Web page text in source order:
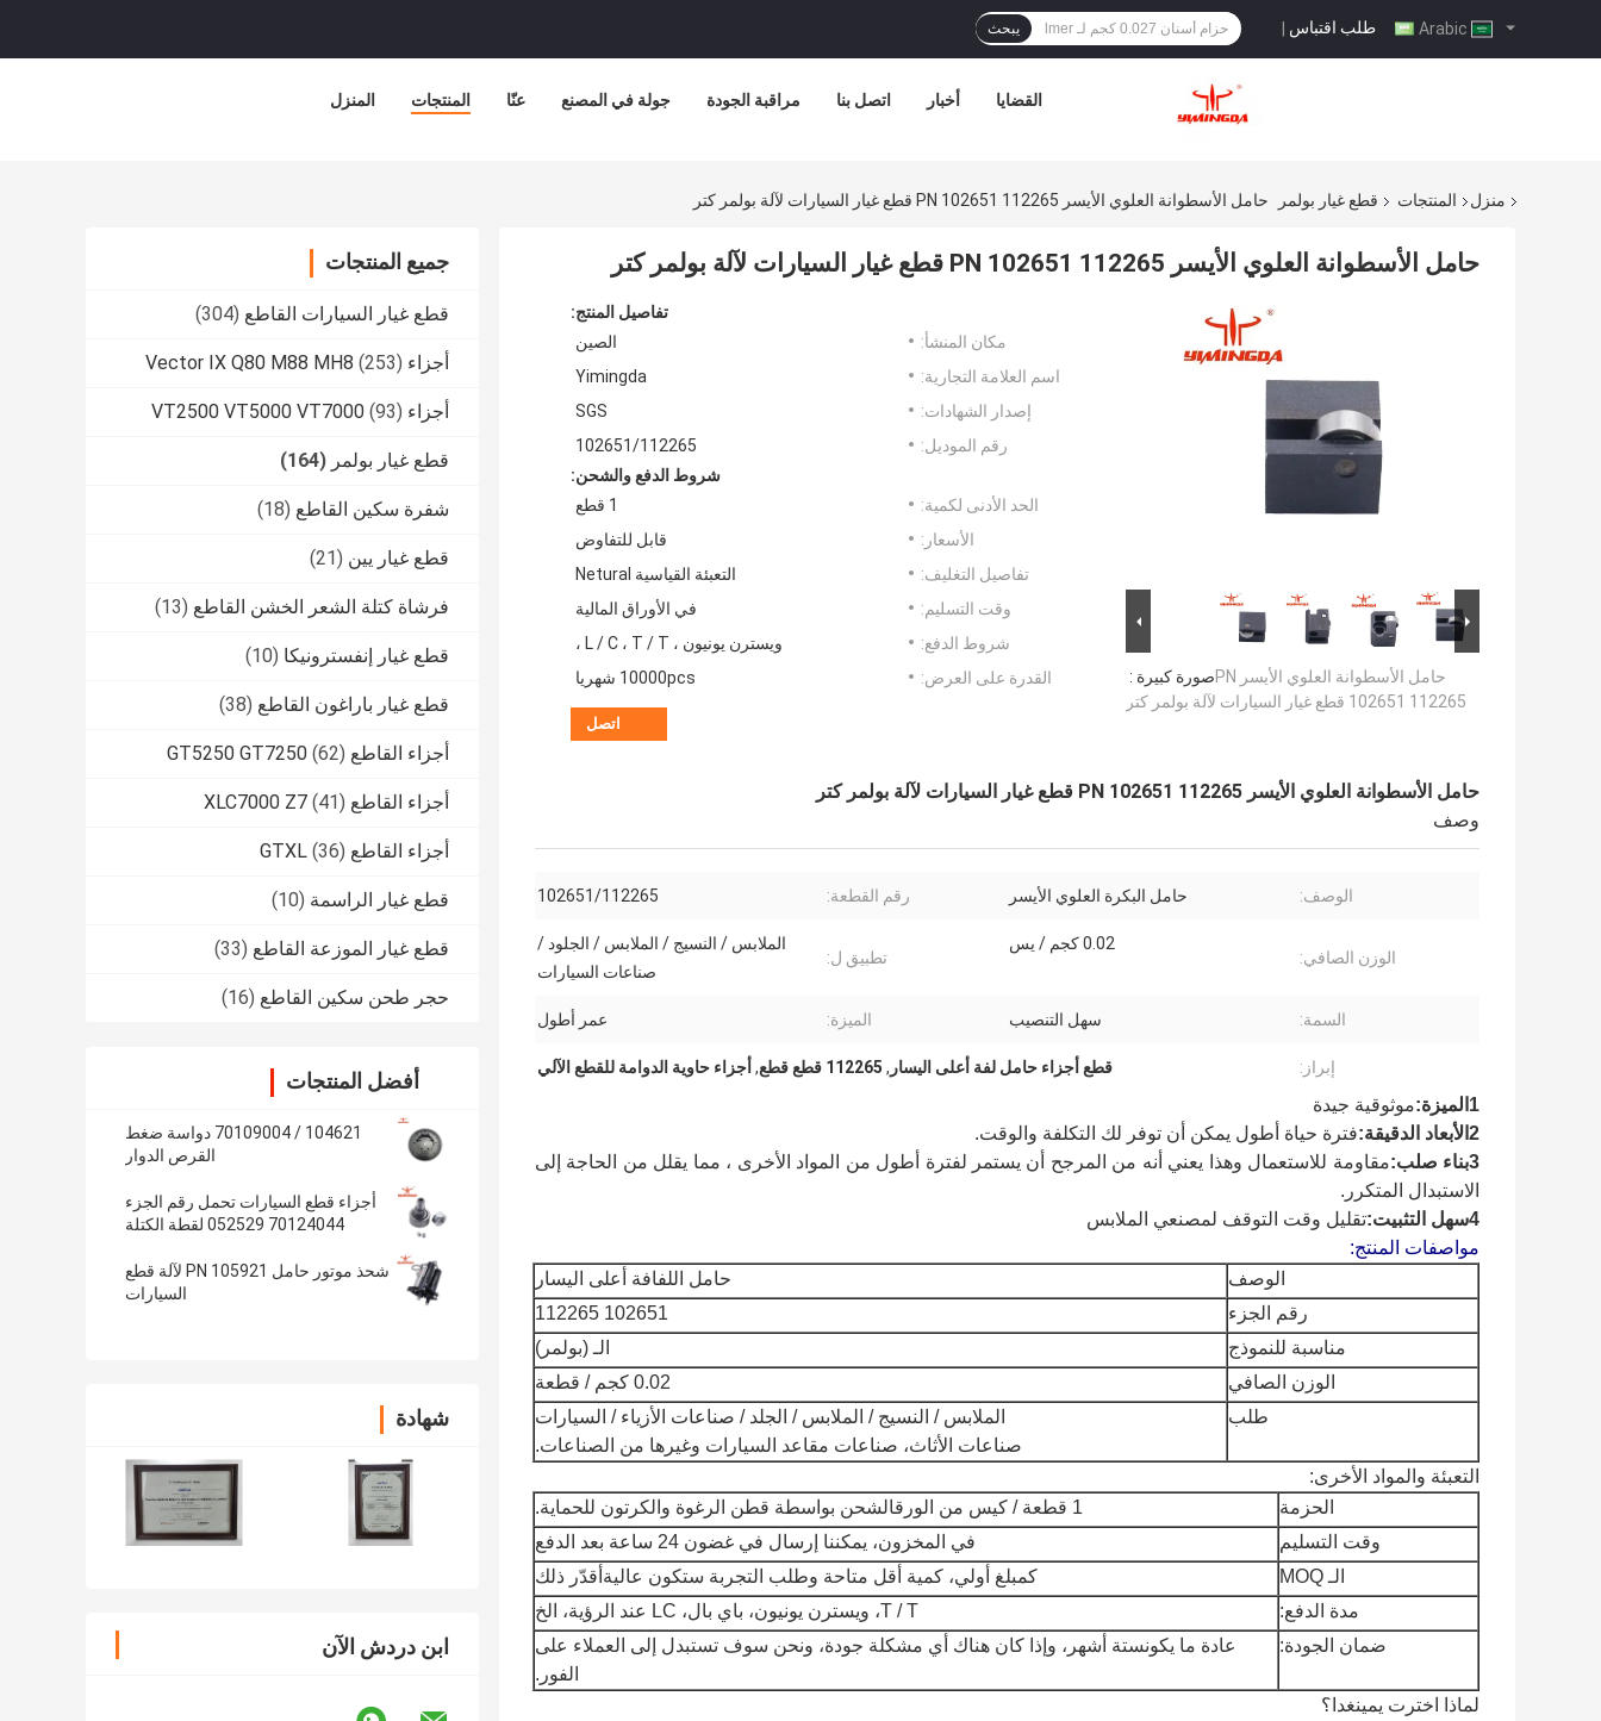
طلب اقتباس | يبحث
المنزل المنتجات عنّا جولة في المصنع مراقبة الجودة اتصل بنا أخبار القضايا
منزل المنتجات قطع غيار بولمر حامل الأسطوانة العلوي الأيسر PN 102651 112265 قطع غيار السيارات لآلة بولمر كتر
جميع المنتجات
قطع غيار السيارات القاطع (304)
أجزاء Vector IX Q80 M88 MH8 (253)
أجزاء VT2500 VT5000 VT7000 (93)
قطع غيار بولمر (164)
شفرة سكين القاطع (18)
قطع غيار يين (21)
فرشاة كتلة الشعر الخشن القاطع (13)
قطع غيار إنفسترونيكا (10)
قطع غيار باراغون القاطع (38)
أجزاء القاطع GT5250 GT7250 (62)
أجزاء القاطع XLC7000 Z7 (41)
أجزاء القاطع GTXL (36)
قطع غيار الراسمة (10)
قطع غيار الموزعة القاطع (33)
حجر طحن سكين القاطع (16)
أفضل المنتجات
104621 / 70109004 دواسة ضغط
القرص الدوار
أجزاء قطع السيارات تحمل رقم الجزء
70124044 052529 لقطة الكتلة
شحذ موتور حامل PN 105921 لآلة قطع
السيارات
شهادة
ابن دردش الآن
حامل الأسطوانة العلوي الأيسر PN 102651 112265 قطع غيار السيارات لآلة بولمر كتر
صورة كبيرة :حامل الأسطوانة العلوي الأيسر PN
102651 112265 قطع غيار السيارات لآلة بولمر كتر
تفاصيل المنتج:
مكان المنشأ:
الصين
اسم العلامة التجارية:
Yimingda
إصدار الشهادات:
SGS
رقم الموديل:
102651/112265
شروط الدفع والشحن:
الحد الأدنى لكمية:
1 قطع
الأسعار:
قابل للتفاوض
تفاصيل التغليف:
التعبئة القياسية Netural
وقت التسليم:
في الأوراق المالية
شروط الدفع:
ويسترن يونيون ، L / C ، T / T ،
القدرة على العرض:
10000pcs شهريا
اتصل
حامل الأسطوانة العلوي الأيسر PN 102651 112265 قطع غيار السيارات لآلة بولمر كتر
وصف
الوصف: حامل البكرة العلوي الأيسر رقم القطعة: 102651/112265
الوزن الصافي:
0.02 كجم / يس
تطبيق ل:
الملابس / النسيج / الملابس / الجلود /
صناعات السيارات
السمة: سهل التنصيب الميزة: عمر أطول
إبراز: قطع أجزاء حامل لفة أعلى اليسار , 112265 قطع قطع , أجزاء حاوية الدوامة للقطع الآلي
1الميزة:
موثوقية جيدة
2الأبعاد الدقيقة:
فترة حياة أطول يمكن أن توفر لك التكلفة والوقت.
3بناء صلب:
مقاومة للاستعمال وهذا يعني أنه من المرجح أن يستمر لفترة أطول من المواد الأخرى ، مما يقلل من الحاجة إلى
الاستبدال المتكرر.
4سهل التثبيت:
تقليل وقت التوقف لمصنعي الملابس
مواصفات المنتج:
الوصف
حامل اللفافة أعلى اليسار
رقم الجزء
102651 112265
مناسبة للنموذج
الـ (بولمر)
الوزن الصافي
0.02 كجم / قطعة
طلب
الملابس / النسيج / الملابس / الجلد / صناعات الأزياء / السيارات
صناعات الأثاث، صناعات مقاعد السيارات وغيرها من الصناعات.
التعبئة والمواد الأخرى:
الحزمة
1 قطعة / كيس من الورق
الشحن بواسطة قطن الرغوة والكرتون للحماية.
وقت التسليم
في المخزون، يمكننا إرسال في غضون 24 ساعة بعد الدفع
الـ MOQ
كمبلغ أولي، كمية أقل متاحة وطلب التجربة ستكون عالية أقدّر ذلك
مدة الدفع:
T / T، ويسترن يونيون، باي بال، LC عند الرؤية، الخ
ضمان الجودة:
عادة ما يكونستة أشهر، وإذا كان هناك أي مشكلة جودة، ونحن سوف تستبدل إلى العملاء على
الفور.
لماذا اخترت يمينغدا؟